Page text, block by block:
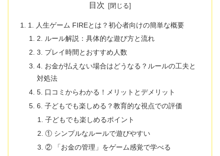
目次
1. 人生ゲーム FIREとは？初心者向けの簡単な概要
2. ルール解説：具体的な遊び方と流れ
3. プレイ時間とおすすめ人数
4. お金が払えない場合はどうなる？ルールの工夫と
対処法
5. 口コミからわかる！メリットとデメリット
6. 子どもでも楽しめる？教育的な視点での評価
子どもでも楽しめるポイント
① シンプルなルールで遊びやすい
② 「お金の管理」をゲーム感覚で学べる